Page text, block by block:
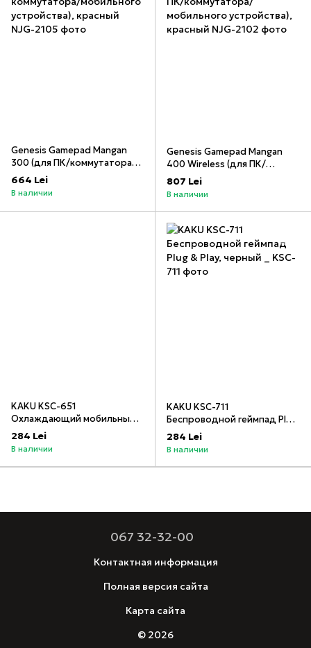
Genesis Gamepad Mangan
300 (для ПК/коммутатора/
мобильного устройства),
красный
664 Lei
В наличии
Genesis Gamepad Mangan
400 Wireless (для ПК/
коммутатора/мобильного
устройства), красный
807 Lei
В наличии
KAKU KSC-651
Охлаждающий мобильный
игровой геймпад с
рассеиванием тепла,
284 Lei
В наличии
KAKU KSC-711
Беспроводной геймпад Plug
& Play, черный _
284 Lei
В наличии
067 32-32-00
Контактная информация
Полная версия сайта
Карта сайта
© 2026